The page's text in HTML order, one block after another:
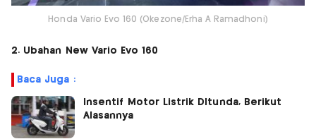
Honda Vario Evo 160 (Okezone/Erha A Ramadhoni)
2. Ubahan New Vario Evo 160
Baca Juga :
Insentif Motor Listrik DItunda, Berikut
Alasannya